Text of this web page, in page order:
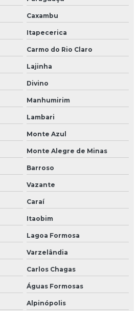
Caxambu
Itapecerica
Carmo do Rio Claro
Lajinha
Divino
Manhumirim
Lambari
Monte Azul
Monte Alegre de Minas
Barroso
Vazante
Caraí
Itaobim
Lagoa Formosa
Varzelândia
Carlos Chagas
Águas Formosas
Alpinópolis